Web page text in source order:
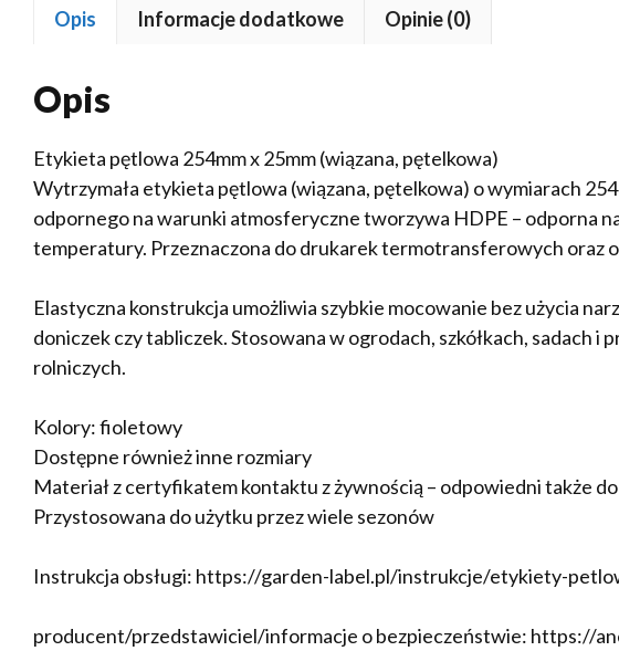
Opis Informacje dodatkowe Opinie (0)
Opis
Etykieta pętlowa 254mm x 25mm (wiązana, pętelkowa)
Wytrzymała etykieta pętlowa (wiązana, pętelkowa) o wymiarach
odpornego na warunki atmosferyczne tworzywa HDPE – odporna
temperatury. Przeznaczona do drukarek termotransferowych oraz
Elastyczna konstrukcja umożliwia szybkie mocowanie bez użycia
doniczek czy tabliczek. Stosowana w ogrodach, szkółkach, sadach
rolniczych.
Kolory: fioletowy
Dostępne również inne rozmiary
Materiał z certyfikatem kontaktu z żywnością – odpowiedni także
Przystosowana do użytku przez wiele sezonów
Instrukcja obsługi: https://garden-label.pl/instrukcje/etykiety-
producent/przedstawiciel/informacje o bezpieczeństwie: https://